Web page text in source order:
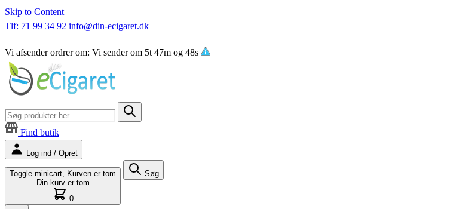
Skip to Content
Tlf: 71 99 34 92 info@din-ecigaret.dk
Vi afsender ordrer om: Vi sender om 5t 47m og 47s
Find butik
Log ind / Opret
Toggle minicart, Kurven er tom
Din kurv er tom
0
Søg